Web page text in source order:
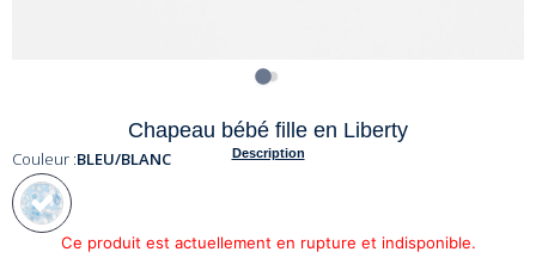
Chapeau bébé fille en Liberty
Description
Couleur :BLEU/BLANC
Ce produit est actuellement en rupture et indisponible.